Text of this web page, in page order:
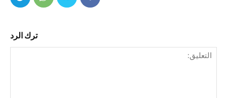
ترك الرد